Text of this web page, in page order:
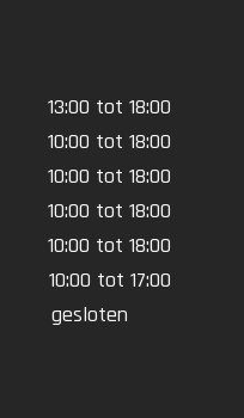
13:00 tot 18:00
10:00 tot 18:00
10:00 tot 18:00
10:00 tot 18:00
10:00 tot 18:00
10:00 tot 17:00
gesloten